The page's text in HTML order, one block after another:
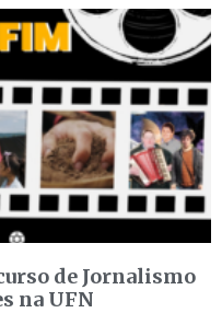
de Jornalismo
na UFN